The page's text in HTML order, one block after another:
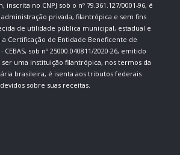
inscrita no CNPJ sob o nº 79.361.127/0001-96, é
privada, filantrópica e sem fins
de utilidade pública municipal, estadual e
a Certificação de Entidade Beneficente de
CEBAS, sob nº 25000.040811/2020-26, emitido
ser uma instituição filantrópica, nos termos da
brasileira, é isenta aos tributos federais
devidos sobre suas receitas.